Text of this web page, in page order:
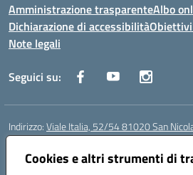
Cookies e altri strumenti di
Amministrazione trasparenteAlbo
Dichiarazione di accessibilità
Note legali
Seguici su:
Indirizzo:Viale Italia, 52/54 81020 San
Centralino:
Posta elettronica certificata (PEC):